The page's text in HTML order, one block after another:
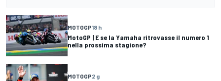
MOTOGP18 h
MotoGP | E se la Yamaha ritrovasse il numero 1
nella prossima stagione?
MOTOGP2 g